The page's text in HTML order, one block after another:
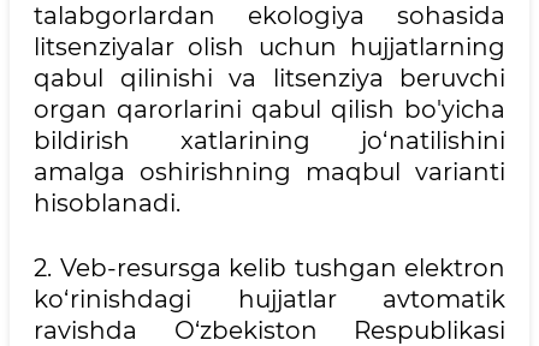
talabgorlardan ekologiya sohasida
litsenziyalar olish uchun hujjatlarning
qabul qilinishi va litsenziya beruvchi
organ qarorlarini qabul qilish bo'yicha
bildirish xatlarining jo‘natilishini
amalga oshirishning maqbul varianti
hisoblanadi.
2. Veb-resursga kelib tushgan elektron
ko‘rinishdagi hujjatlar avtomatik
ravishda O‘zbekiston Respublikasi